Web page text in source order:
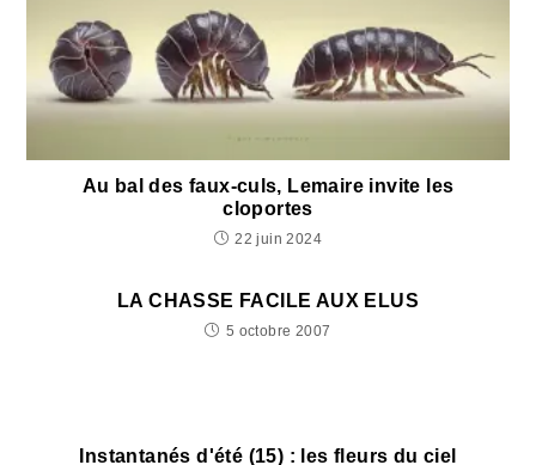
Au bal des faux-culs, Lemaire invite les
cloportes
22 juin 2024
LA CHASSE FACILE AUX ELUS
5 octobre 2007
Instantanés d'été (15) : les fleurs du ciel